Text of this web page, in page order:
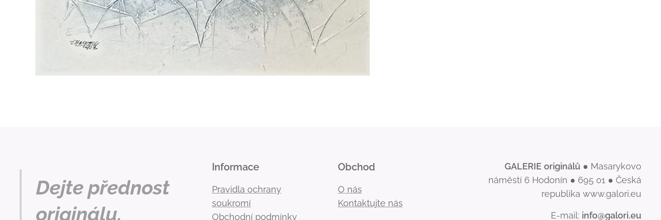
Dejte přednost
originálu.
Informace
Pravidla ochrany
soukromí
Obchodní podmínky
Obchod
O nás
Kontaktujte nás
GALERIE originálů ● Masarykovo
náměstí 6 Hodonín ● 695 01 ● Česká
republika www.galori.eu
E-mail: info@galori.eu